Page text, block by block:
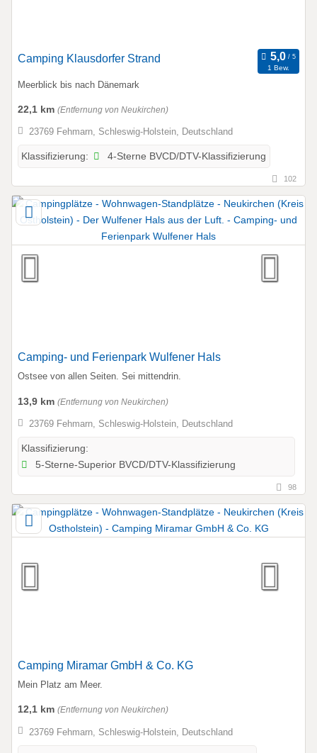
Camping Klausdorfer Strand
1 Bew.
Meerblick bis nach Dänemark
22,1 km (Entfernung von Neukirchen)
23769 Fehmarn, Schleswig-Holstein, Deutschland
Klassifizierung: 4-Sterne BVCD/DTV-Klassifizierung
102
Camping- und Ferienpark Wulfener Hals
Ostsee von allen Seiten. Sei mittendrin.
13,9 km (Entfernung von Neukirchen)
23769 Fehmarn, Schleswig-Holstein, Deutschland
Klassifizierung:
5-Sterne-Superior BVCD/DTV-Klassifizierung
98
Camping Miramar GmbH & Co. KG
Mein Platz am Meer.
12,1 km (Entfernung von Neukirchen)
23769 Fehmarn, Schleswig-Holstein, Deutschland